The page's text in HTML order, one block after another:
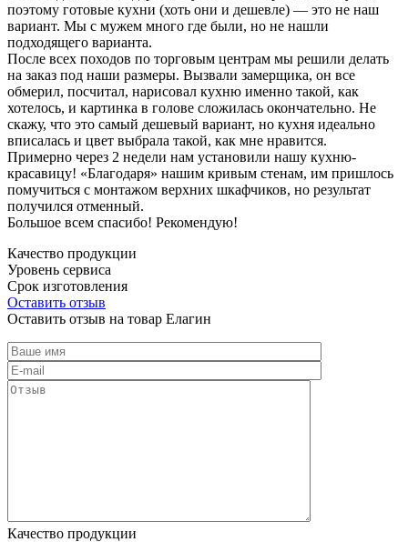
поэтому готовые кухни (хоть они и дешевле) — это не наш
вариант. Мы с мужем много где были, но не нашли
подходящего варианта.
После всех походов по торговым центрам мы решили делать
на заказ под наши размеры. Вызвали замерщика, он все
обмерил, посчитал, нарисовал кухню именно такой, как
хотелось, и картинка в голове сложилась окончательно. Не
скажу, что это самый дешевый вариант, но кухня идеально
вписалась и цвет выбрала такой, как мне нравится.
Примерно через 2 недели нам установили нашу кухню-
красавицу! «Благодаря» нашим кривым стенам, им пришлось
помучиться с монтажом верхних шкафчиков, но результат
получился отменный.
Большое всем спасибо! Рекомендую!
Качество продукции
Уровень сервиса
Срок изготовления
Оставить отзыв
Оставить отзыв на товар Елагин
Качество продукции